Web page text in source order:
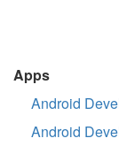
Apps
Android
Android